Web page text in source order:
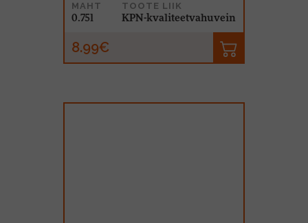
MAHT
0.75l
TOOTE LIIK
KPN-kvaliteetvahuvein
8.99€